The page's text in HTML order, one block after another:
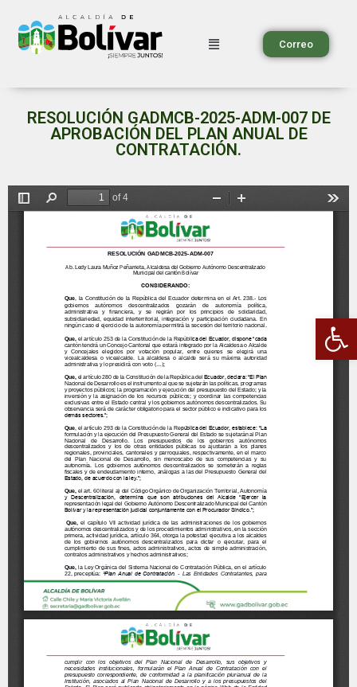
Correo
RESOLUCIÓN GADMCB-2025-ADM-007 DE
APROBACIÓN DEL PLAN ANUAL DE
CONTRATACIÓN.